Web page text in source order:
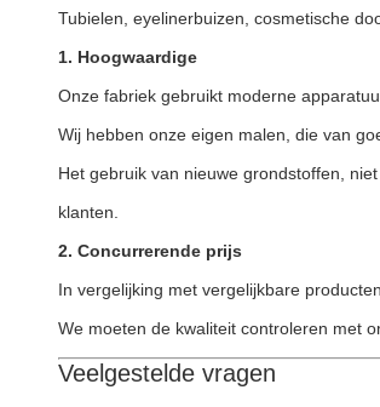
Tubielen, eyelinerbuizen, cosmetische
1. Hoogwaardige
Onze fabriek gebruikt moderne
Wij hebben onze eigen malen, die van
Het gebruik van nieuwe grondstoffen,
klanten.
2. Concurrerende prijs
In vergelijking met vergelijkbare
We moeten de kwaliteit controleren met
Veelgestelde vragen